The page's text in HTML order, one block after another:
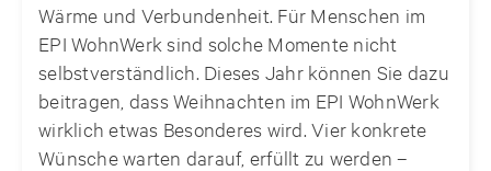
Wärme und Verbundenheit. Für Menschen im
EPI WohnWerk sind solche Momente nicht
selbstverständlich. Dieses Jahr können Sie dazu
beitragen, dass Weihnachten im EPI WohnWerk
wirklich etwas Besonderes wird. Vier konkrete
Wünsche warten darauf, erfüllt zu werden –